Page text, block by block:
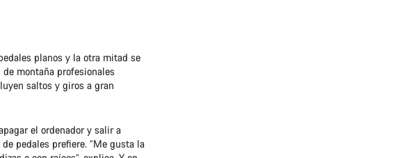
planos y la otra mitad se
montaña profesionales
saltos y giros a gran
el ordenador y salir a
pedales prefiere. “Me gusta la